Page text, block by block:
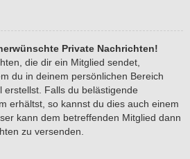
Private Nachrichten!
die dir ein Mitglied sendet,
du in deinem persönlichen Bereich
Falls du belästigende
erhältst, so kannst du dies auch einem
kann dem betreffenden Mitglied dann
zu versenden.